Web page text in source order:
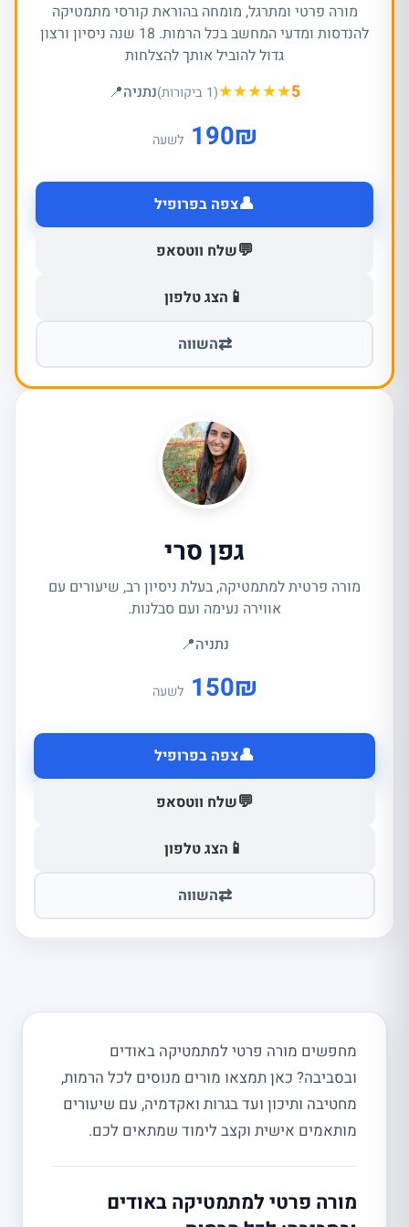
מורה פרטי ומתרגל, מומחה בהוראת קורסי מתמטיקה
להנדסות ומדעי המחשב בכל הרמות. 18 שנה ניסיון ורצון
גדול להוביל אותך להצלחות
(1 ביקורות)★★★★★5 נתניה📍
₪
190 לשעה
👤צפה בפרופיל
💬שלח ווטסאפ
📱 הצג טלפון
⇄השווה
גפן סרי
מורה פרטית למתמטיקה, בעלת ניסיון רב, שיעורים עם
אווירה נעימה ועם סבלנות.
נתניה📍
₪
150 לשעה
👤צפה בפרופיל
💬שלח ווטסאפ
📱 הצג טלפון
⇄השווה
מחפשים מורה פרטי למתמטיקה באודים
ובסביבה? כאן תמצאו מורים מנוסים לכל הרמות,
מחטיבה ותיכון ועד בגרות ואקדמיה, עם שיעורים
מותאמים אישית וקצב לימוד שמתאים לכם.
מורה פרטי למתמטיקה באודים